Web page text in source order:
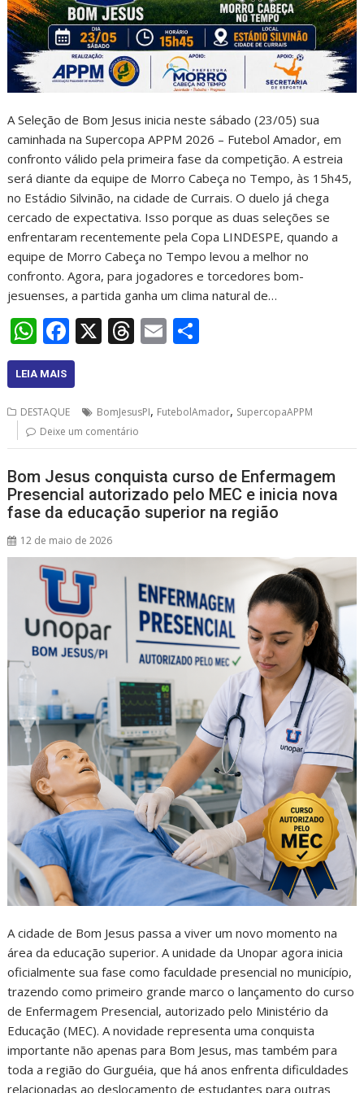
A Seleção de Bom Jesus inicia neste sábado (23/05) sua
caminhada na Supercopa APPM 2026 – Futebol Amador, em
confronto válido pela primeira fase da competição. A estreia
será diante da equipe de Morro Cabeça no Tempo, às 15h45,
no Estádio Silvinão, na cidade de Currais. O duelo já chega
cercado de expectativa. Isso porque as duas seleções se
enfrentaram recentemente pela Copa LINDESPE, quando a
equipe de Morro Cabeça no Tempo levou a melhor no
confronto. Agora, para jogadores e torcedores bom-
jesuenses, a partida ganha um clima natural de…
W
h
at
s
A
p
p
F
ac
e
b
o
o
k
X T
a
d
s
E
l e
LEIA MAIS
DESTAQUE BomJesusPI, FutebolAmador, SupercopaAPPM
Deixe um comentário
Bom Jesus conquista curso de Enfermagem
Presencial autorizado pelo MEC e inicia nova
fase da educação superior na região
12 de maio de 2026
A cidade de Bom Jesus passa a viver um novo momento na
área da educação superior. A unidade da Unopar agora inicia
oficialmente sua fase como faculdade presencial no município,
trazendo como primeiro grande marco o lançamento do curso
de Enfermagem Presencial, autorizado pelo Ministério da
Educação (MEC). A novidade representa uma conquista
importante não apenas para Bom Jesus, mas também para
toda a região do Gurguéia, que há anos enfrenta dificuldades
relacionadas ao deslocamento de estudantes para outras